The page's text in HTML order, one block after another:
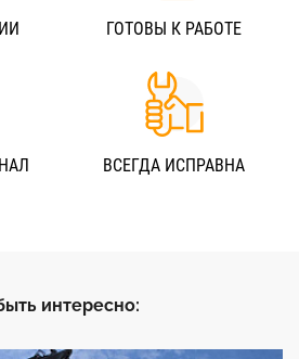
ГОТОВЫ К РАБОТЕ
ВСЕГДА ИСПРАВНА
интересно: